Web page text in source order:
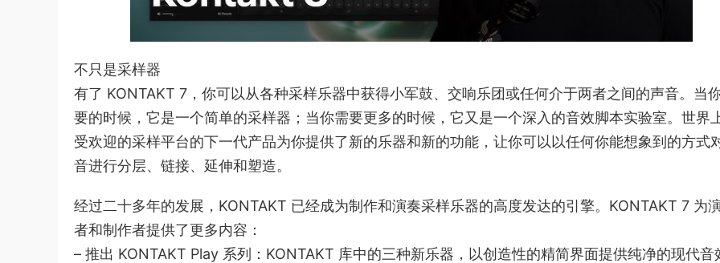
不只是采样器
有了 KONTAKT 7，你可以从各种采样乐器中获得小军鼓、交响乐团或任何介于两者之间的声音。当
要的时候，它是一个简单的采样器；当你需要更多的时候，它又是一个深入的音效脚本实验室。世界
受欢迎的采样平台的下一代产品为你提供了新的乐器和新的功能，让你可以以任何你能想象到的方式
音进行分层、链接、延伸和塑造。
经过二十多年的发展，KONTAKT 已经成为制作和演奏采样乐器的高度发达的引擎。KONTAKT 7 为
者和制作者提供了更多内容：
– 推出 KONTAKT Play 系列：KONTAKT 库中的三种新乐器，以创造性的精简界面提供纯净的现代音